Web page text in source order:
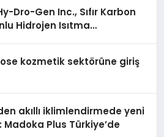
Dro-Gen Inc., Sıfır Karbon
Hidrojen Isıtma
kozmetik sektörüne giriş
akıllı iklimlendirmede yeni
Madoka Plus Türkiye’de